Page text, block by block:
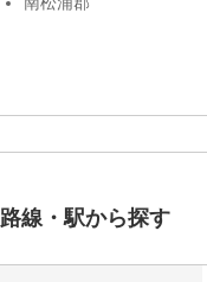
路線・駅から探す